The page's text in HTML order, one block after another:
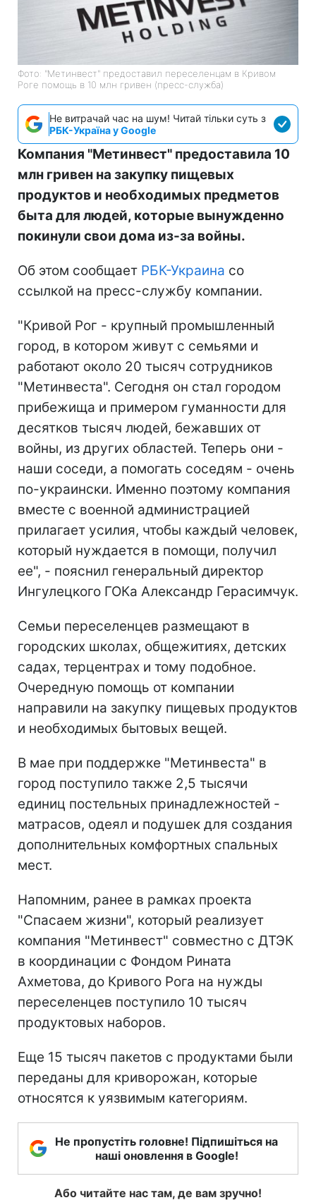
Фото: "Метинвест" предоставил переселенцам в Кривом
Роге помощь в 10 млн гривен (пресс-служба)
Не витрачай час на шум! Читай тільки суть з
РБК-Україна у Google
Компания "Метинвест" предоставила 10
млн гривен на закупку пищевых
продуктов и необходимых предметов
быта для людей, которые вынужденно
покинули свои дома из-за войны.
Об этом сообщает РБК-Украина со
ссылкой на пресс-службу компании.
"Кривой Рог - крупный промышленный
город, в котором живут с семьями и
работают около 20 тысяч сотрудников
"Метинвеста". Сегодня он стал городом
прибежища и примером гуманности для
десятков тысяч людей, бежавших от
войны, из других областей. Теперь они -
наши соседи, а помогать соседям - очень
по-украински. Именно поэтому компания
вместе с военной администрацией
прилагает усилия, чтобы каждый человек,
который нуждается в помощи, получил
ее", - пояснил генеральный директор
Ингулецкого ГОКа Александр Герасимчук.
Семьи переселенцев размещают в
городских школах, общежитиях, детских
садах, терцентрах и тому подобное.
Очередную помощь от компании
направили на закупку пищевых продуктов
и необходимых бытовых вещей.
В мае при поддержке "Метинвеста" в
город поступило также 2,5 тысячи
единиц постельных принадлежностей -
матрасов, одеял и подушек для создания
дополнительных комфортных спальных
мест.
Напомним, ранее в рамках проекта
"Спасаем жизни", который реализует
компания "Метинвест" совместно с ДТЭК
в координации с Фондом Рината
Ахметова, до Кривого Рога на нужды
переселенцев поступило 10 тысяч
продуктовых наборов.
Еще 15 тысяч пакетов с продуктами были
переданы для криворожан, которые
относятся к уязвимым категориям.
Не пропустіть головне! Підпишіться на
наші оновлення в Google!
Або читайте нас там, де вам зручно!